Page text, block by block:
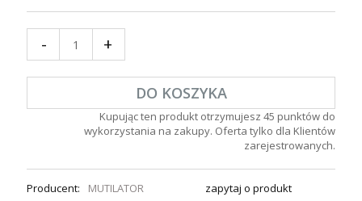
- +
DO KOSZYKA
Kupując ten produkt otrzymujesz 45 punktów do
wykorzystania na zakupy. Oferta tylko dla Klientów
zarejestrowanych.
Producent: MUTILATOR
zapytaj o produkt